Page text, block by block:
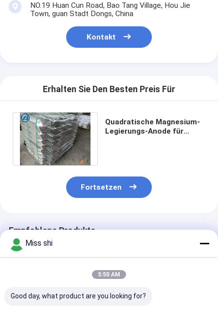
NO.19 Huan Cun Road, Bao Tang Village, Hou Jie
Town, guan Stadt Dongs, China
Kontakt
Erhalten Sie Den Besten Preis Für
Quadratische Magnesium-
Legierungs-Anode für
Fortsetzen
Empfohlene Produkte
Miss shi
5:50 AM
Good day, what product are you looking for?